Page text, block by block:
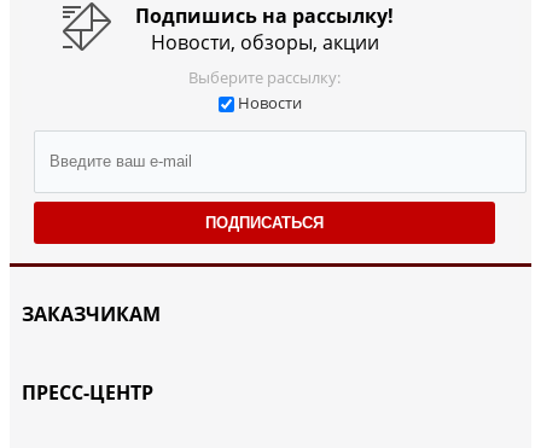
Подпишись на рассылку!
Новости, обзоры, акции
Выберите рассылку:
Новости
ПОДПИСАТЬСЯ
ЗАКАЗЧИКАМ
ПРЕСС-ЦЕНТР